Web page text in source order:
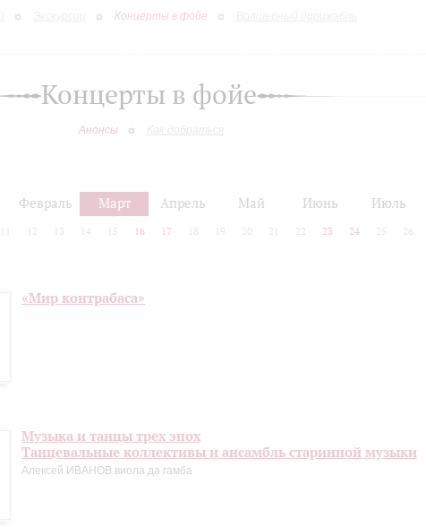
Концерты в фойе
Концерты в фойе
Анонсы Как добраться
Февраль Март Апрель Май Июнь Июль
12 13 14 15 16 17 18 19 20 21 22 23 24 25 26
«Мир контрабаса»
Музыка и танцы трех эпох
Танцевальные коллективы и ансамбль старинной музыки
Алексей ИВАНОВ виола да гамба